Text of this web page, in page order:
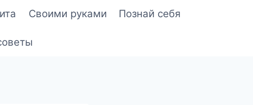
Своими руками Познай себя